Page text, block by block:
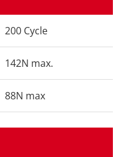
200 Cycle
142N max.
88N max